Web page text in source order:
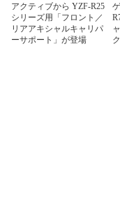
アクティブから YZF-R25
シリーズ用「フロント／
リアアキシャルキャリパ
ーサポート」が登場